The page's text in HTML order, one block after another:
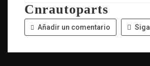
Cnrautoparts
Añadir un comentario Siga